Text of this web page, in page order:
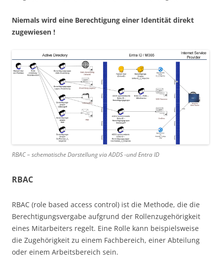
Niemals wird eine Berechtigung einer Identität direkt
zugewiesen !
RBAC – schematische Darstellung via ADDS -und Entra ID
RBAC
RBAC (role based access control) ist die Methode, die die
Berechtigungsvergabe aufgrund der Rollenzugehörigkeit
eines Mitarbeiters regelt. Eine Rolle kann beispielsweise
die Zugehörigkeit zu einem Fachbereich, einer Abteilung
oder einem Arbeitsbereich sein.